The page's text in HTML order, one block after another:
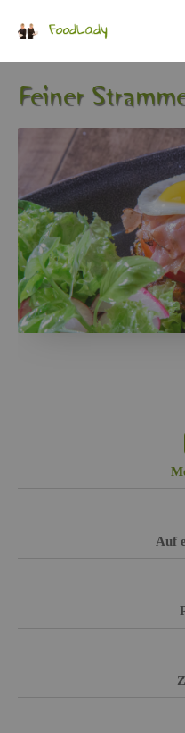
Passwort
Anmelden
Fei­ner
Auf